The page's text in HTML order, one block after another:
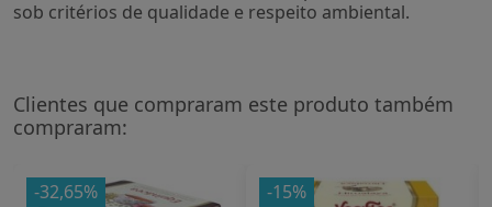
sob critérios de qualidade e respeito ambiental.
Clientes que compraram este produto também
compraram:
-32,65% -15%